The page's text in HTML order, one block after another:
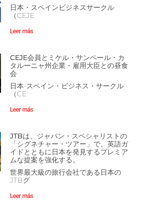
日本・スペインビジネスサークル
（CEJE
Leer más
CEJE会員とミケル・サンペール・カ
タルーニャ州企業・雇用大臣との昼食
会
日本-スペイン・ビジネス・サークル
（CE
Leer más
JTBは、ジャパン・スペシャリストの
「シグネチャー・ツアー」で、英語ガ
イドとともに日本を発見するプレミア
ムな提案を強化する。
世界最大級の旅行会社である日本の
JTBグ
Leer más